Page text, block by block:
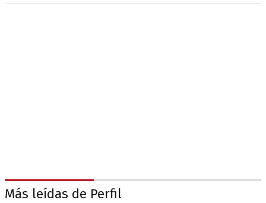
Más leídas de Perfil